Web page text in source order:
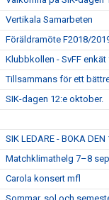
Vertikala Samarbeten
Föräldramöte F2018/
Klubbkollen - SvFF
Tillsammans för ett
SIK-dagen 12:e oktober.
SIK LEDARE - BOKA DEN
Matchklimathelg 7–8
Carola konsert mfl